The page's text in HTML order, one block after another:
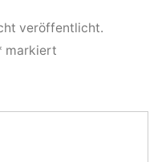
veröffentlicht.
markiert